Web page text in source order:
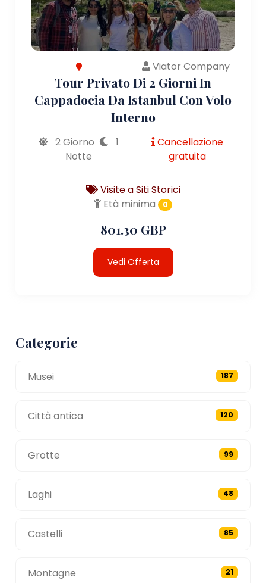
Viator Company
Tour Privato Di 2 Giorni In
Cappadocia Da Istanbul Con Volo
Interno
2 Giorno
1
Notte
Cancellazione
gratuita
Visite a Siti Storici
Età minima
0
801.30 GBP
Vedi Offerta
Categorie
Musei 187
Città antica 120
Grotte 99
Laghi 48
Castelli 85
Montagne 21